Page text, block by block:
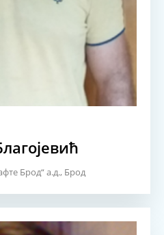
Брод“ а.д., Брод